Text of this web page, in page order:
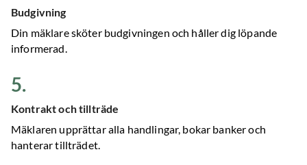
Budgivning
Din mäklare sköter budgivningen och håller dig löpande
informerad.
5.
Kontrakt och tillträde
Mäklaren upprättar alla handlingar, bokar banker och
hanterar tillträdet.